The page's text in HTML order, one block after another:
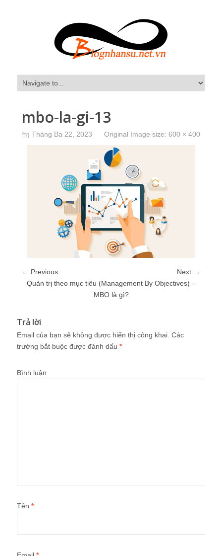
mbo-la-gi-13
Tháng Ba 22, 2023 Original Image size: 600 × 400
← Previous
Next →
Quản trị theo mục tiêu (Management By Objectives) –
MBO là gì?
Trả lời
Email của bạn sẽ không được hiển thị công khai. Các
trường bắt buộc được đánh dấu *
Bình luận
Tên *